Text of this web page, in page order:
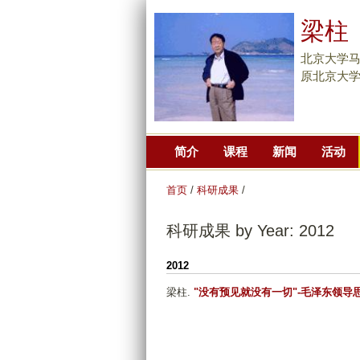
梁柱
北京大学
原北京大
简介 课程 新闻 活动
首页 / 科研成果 /
科研成果 by Year: 2012
2012
梁柱. "没有预见就没有一切"-毛泽东领导